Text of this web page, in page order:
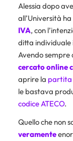
Alessia dopo
all’Università
IVA, con
ditta individuale
Avendo
cercato online
aprire la partita
le bastava
codice ATECO.
Quello che non
veramente